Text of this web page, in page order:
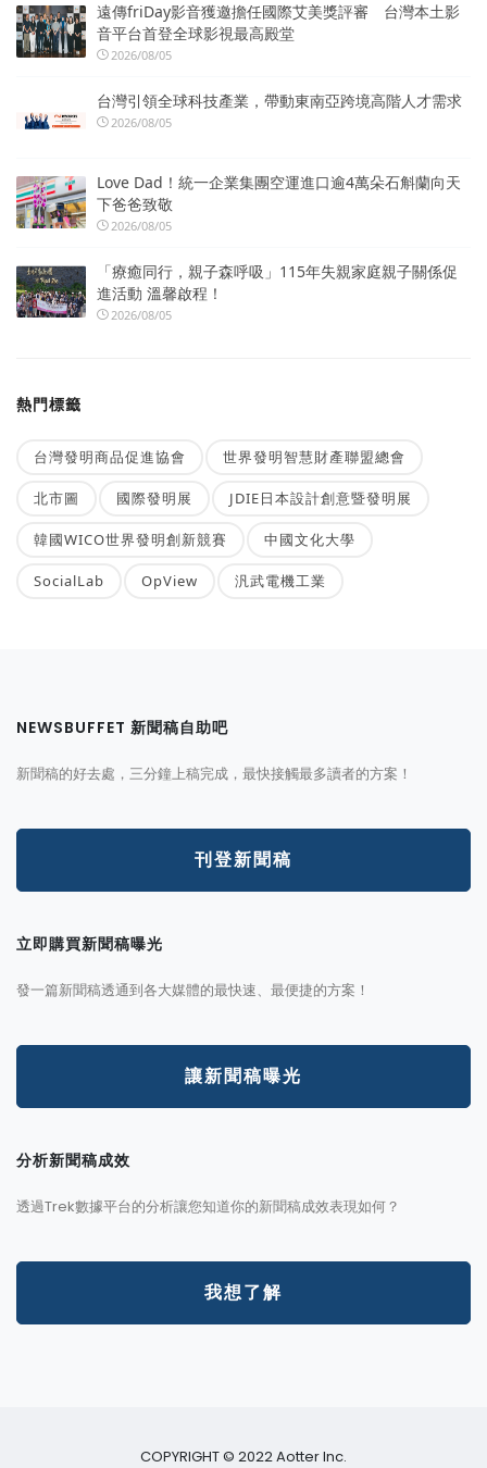
遠傳friDay影音獲邀擔任國際艾美獎評審 台灣本土影
音平台首登全球影視最高殿堂
2026/08/05
台灣引領全球科技產業，帶動東南亞跨境高階人才需求
2026/08/05
Love Dad！統一企業集團空運進口逾4萬朵石斛蘭向天
下爸爸致敬
2026/08/05
「療癒同行，親子森呼吸」115年失親家庭親子關係促
進活動 溫馨啟程！
2026/08/05
熱門標籤
台灣發明商品促進協會 世界發明智慧財產聯盟總會
北市圖 國際發明展 JDIE日本設計創意暨發明展
韓國WICO世界發明創新競賽 中國文化大學
SocialLab OpView 汎武電機工業
NEWSBUFFET 新聞稿自助吧
新聞稿的好去處，三分鐘上稿完成，最快接觸最多讀者的方案！
刊登新聞稿
立即購買新聞稿曝光
發一篇新聞稿透通到各大媒體的最快速、最便捷的方案！
讓新聞稿曝光
分析新聞稿成效
透過Trek數據平台的分析讓您知道你的新聞稿成效表現如何？
我想了解
COPYRIGHT © 2022 Aotter Inc.